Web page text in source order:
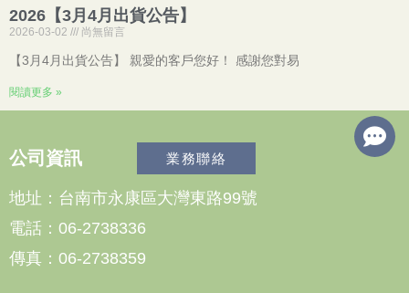
2026【3月4月出貨公告】
2026-03-02 尚無留言
【3月4月出貨公告】 親愛的客戶您好！ 感謝您對易
閱讀更多 »
公司資訊 業務聯絡
地址：台南市永康區大灣東路99號
電話：06-2738336
傳真：06-2738359